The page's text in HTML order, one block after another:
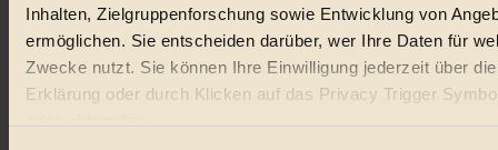
Inhalten, Zielgruppenforschung sowie Entwicklung von
ermöglichen. Sie entscheiden darüber, wer Ihre Daten für
Zwecke nutzt. Sie können Ihre Einwilligung jederzeit über
Erklärung oder durch Klicken auf das Privacy Trigger
Nachhaltigkeit
Vegan